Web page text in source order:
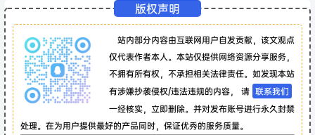
版权声明
站内部分内容由互联网用户自发贡献，该文观点
仅代表作者本人。本站仅提供网络资源分享服务，
不拥有所有权，不承担相关法律责任。如发现本站
有涉嫌抄袭侵权/违法违规的内容， 请 联系我们
一经核实，立即删除。并对发布账号进行永久封禁
处理。在为用户提供最好的产品同时，保证优秀的服务质量。